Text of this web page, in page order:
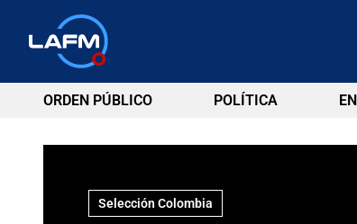
ORDEN PÚBLICO POLÍTICA
Selección Colombia